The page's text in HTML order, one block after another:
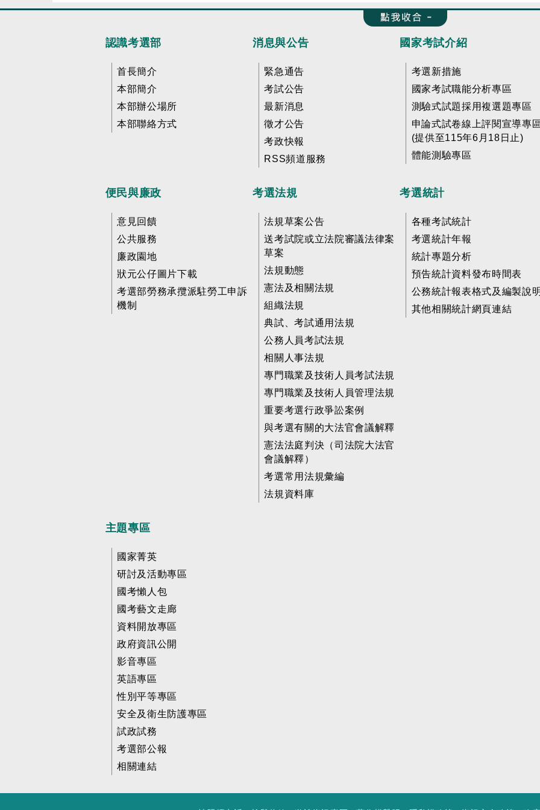
收合 FatFooter
認識考選部
首長簡介
本部簡介
本部辦公場所
本部聯絡方式
消息與公告
緊急通告
考試公告
最新消息
徵才公告
考政快報
RSS頻道服務
國家考試介紹
考選新措施
國家考試職能分析專區
測驗式試題採用複選題專區
申論式試卷線上評閱宣導專
(提供至115年6月18日止)
體能測驗專區
便民與廉政
意見回饋
公共服務
廉政園地
狀元公仔圖片下載
考選部勞務承攬派駐勞工申訴
機制
考選法規
法規草案公告
送考試院或立法院審議法律案
草案
法規動態
憲法及相關法規
組織法規
典試、考試通用法規
公務人員考試法規
相關人事法規
專門職業及技術人員考試法規
專門職業及技術人員管理法規
重要考選行政爭訟案例
與考選有關的大法官會議解釋
憲法法庭判決（司法院大法官
會議解釋）
考選常用法規彙編
法規資料庫
考選統計
各種考試統計
考選統計年報
統計專題分析
預告統計資料發布時間表
公務統計報表格式及編製說
其他相關統計網頁連結
主題專區
國家菁英
研討及活動專區
國考懶人包
國考藝文走廊
資料開放專區
政府資訊公開
影音專區
英語專區
性別平等專區
安全及衛生防護專區
試政試務
考選部公報
相關連結